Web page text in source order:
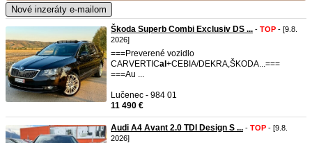
Nové inzeráty e-mailom
Škoda Superb Combi Exclusiv DS ... - TOP - [9.8.
2026]
===Preverené vozidlo
CARVERTICal +CEBIA/DEKRA,ŠKODA...===
===Au ...
Lučenec - 984 01
11 490 €
Audi A4 Avant 2.0 TDI Design S ... - TOP - [9.8.
2026]